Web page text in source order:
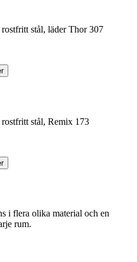
stål, läder Thor 307
stål, Remix 173
i flera olika material och en
rum.